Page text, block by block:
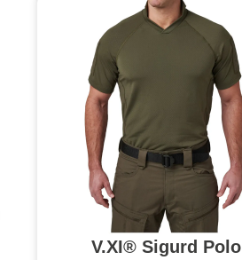
V.XI® Sigurd Polo